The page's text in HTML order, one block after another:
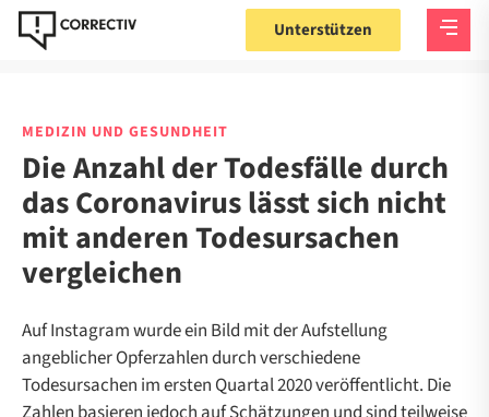
Unterstützen
MEDIZIN UND GESUNDHEIT
Die Anzahl der Todesfälle durch
das Coronavirus lässt sich nicht
mit anderen Todesursachen
vergleichen
Auf Instagram wurde ein Bild mit der Aufstellung
angeblicher Opferzahlen durch verschiedene
Todesursachen im ersten Quartal 2020 veröffentlicht. Die